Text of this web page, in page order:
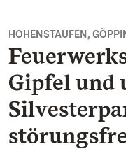
HOHENSTAUFEN,
Gipfel und